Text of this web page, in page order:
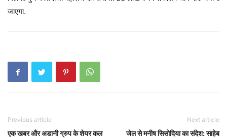
जाएगा.
Previous article
एक खबर और अडानी ग्रुप के शेयर कल
Next article
जेल से मनीष सिसोदिया का संदेश: साहेब